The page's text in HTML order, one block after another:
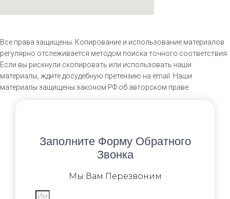
Все права защищены. Копирование и использование материалов
регулярно отслеживается методом поиска точного соответствия.
Если вы рискнули скопировать или использовать наши
материалы, ждите досудебную претензию на email. Наши
материалы защищены законом РФ об авторском праве.
Заполните Форму Обратного
Звонка
Мы Вам Перезвоним